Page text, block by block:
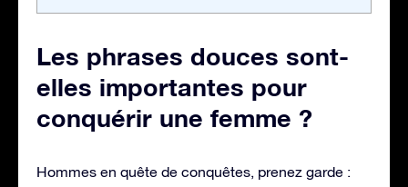
Les phrases douces sont-
elles importantes pour
conquérir une femme ?
Hommes en quête de conquêtes, prenez garde :